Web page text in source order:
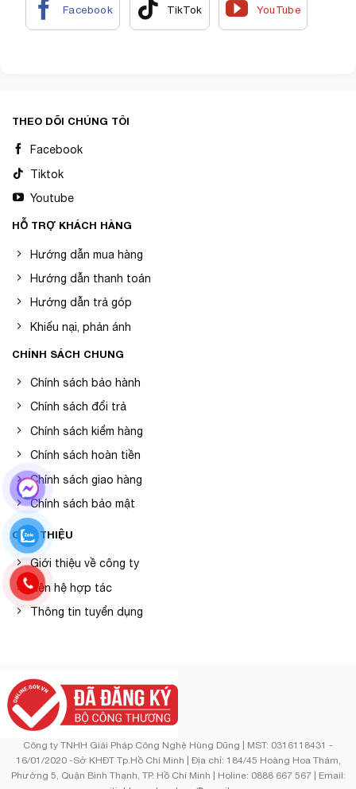
THEO DÕI CHÚNG TÔI
Facebook
Tiktok
Youtube
HỖ TRỢ KHÁCH HÀNG
Hướng dẫn mua hàng
Hướng dẫn thanh toán
Hướng dẫn trả góp
Khiếu nại, phản ánh
CHÍNH SÁCH CHUNG
Chính sách bảo hành
Chính sách đổi trả
Chính sách kiểm hàng
Chính sách hoàn tiền
Chính sách giao hàng
Chính sách bảo mật
GIỚI THIỆU
Giới thiệu về công ty
Liên hệ hợp tác
Thông tin tuyển dụng
Công ty TNHH Giải Pháp Công Nghệ Hùng Dũng | MST: 0316118431 -
16/01/2020 -Sở KHĐT Tp.Hồ Chí Minh | Địa chỉ: 184/45 Hoàng Hoa Thám,
Phường 5, Quận Bình Thạnh, TP. Hồ Chí Minh | Holine: 0888 667 567 | Email: